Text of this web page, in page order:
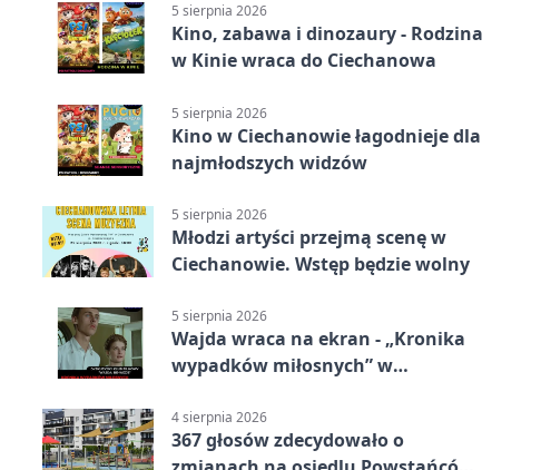
5 sierpnia 2026
Kino, zabawa i dinozaury - Rodzina
w Kinie wraca do Ciechanowa
5 sierpnia 2026
Kino w Ciechanowie łagodnieje dla
najmłodszych widzów
5 sierpnia 2026
Młodzi artyści przejmą scenę w
Ciechanowie. Wstęp będzie wolny
5 sierpnia 2026
Wajda wraca na ekran - „Kronika
wypadków miłosnych” w
4 sierpnia 2026
367 głosów zdecydowało o